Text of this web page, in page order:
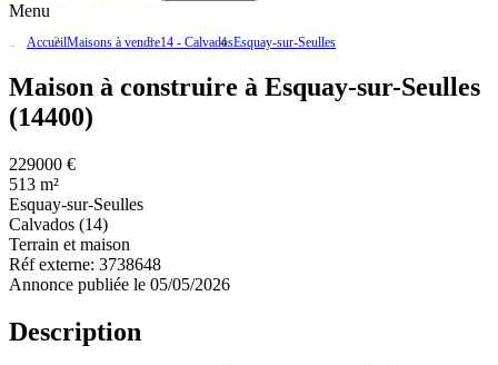
Menu
AccueilMaisons à vendre14 - CalvadosEsquay-sur-Seulles
Maison à construire à Esquay-sur-Seulles
(14400)
229000 €
513 m²
Esquay-sur-Seulles
Calvados (14)
Terrain et maison
Réf externe: 3738648
Annonce publiée le 05/05/2026
Description